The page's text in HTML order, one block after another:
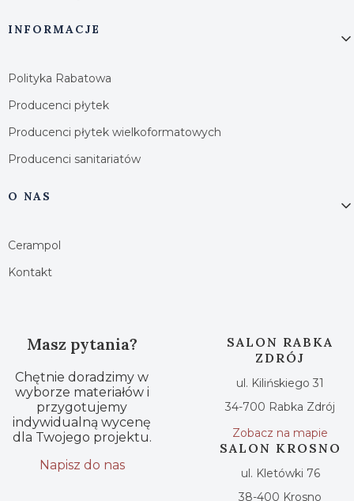
INFORMACJE
Polityka Rabatowa
Producenci płytek
Producenci płytek wielkoformatowych
Producenci sanitariatów
O NAS
Cerampol
Kontakt
Masz pytania?
Chętnie doradzimy w
wyborze materiałów i
przygotujemy
indywidualną wycenę
dla Twojego projektu.
Napisz do nas
SALON RABKA
ZDRÓJ
ul. Kilińskiego 31
34-700 Rabka Zdrój
Zobacz na mapie
SALON KROSNO
ul. Kletówki 76
38-400 Krosno